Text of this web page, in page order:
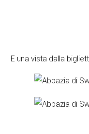
E una vista dalla